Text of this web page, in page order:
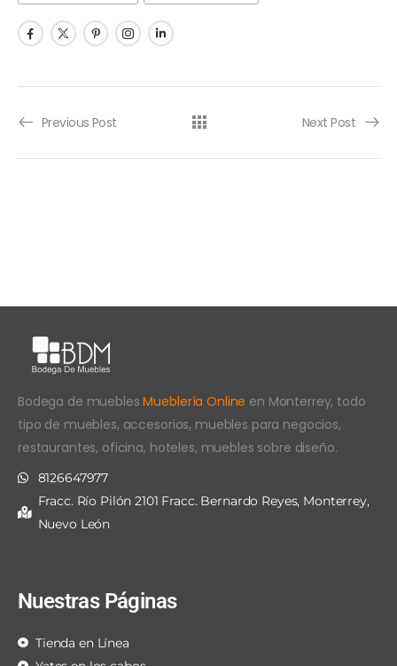
Previous Post Next Post
Bodega de mueblesMueblería Online en Monterrey, todo
tipo de muebles, accesorios, muebles para negocios,
restaurantes, oficina, hoteles, muebles sobre diseño.
8126647977
Fracc. Río Pilón 2101 Fracc. Bernardo Reyes, Monterrey,
Nuevo León
Nuestras Páginas
Tienda en Línea